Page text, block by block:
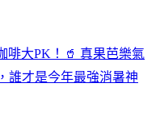
啡大PK！🥤 真果芭樂氣
誰才是今年最強消暑神